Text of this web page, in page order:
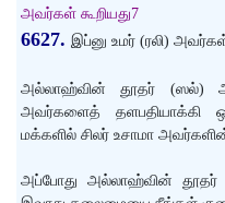
அவர்கள் கூறியது7
6627. இப்னு உமர் (ரலி)
அல்லாஹ்வின் தூதர் (ஸல்)
அவர்களைத் தளபதியாக்கி
மக்களில் சிலர் உசாமா
அப்போது அல்லாஹ்வின் தூதர்